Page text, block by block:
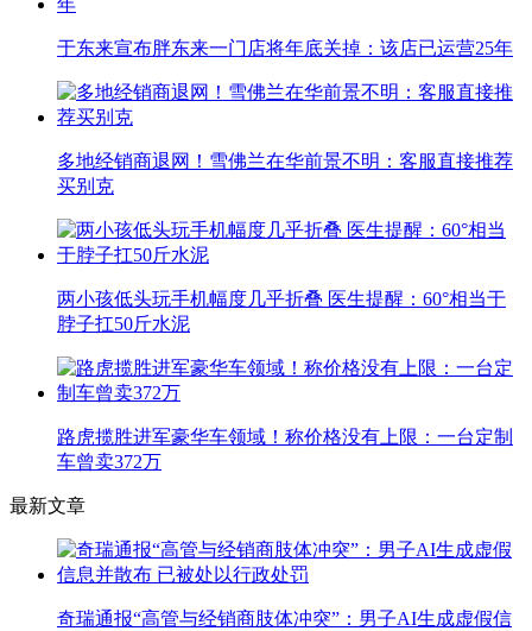
于东来宣布胖东来一门店将年底关掉：该店已运营25年
多地经销商退网！雪佛兰在华前景不明：客服直接推荐
买别克
两小孩低头玩手机幅度几乎折叠 医生提醒：60°相当于
脖子扛50斤水泥
路虎揽胜进军豪华车领域！称价格没有上限：一台定制
车曾卖372万
最新文章
奇瑞通报“高管与经销商肢体冲突”：男子AI生成虚假信